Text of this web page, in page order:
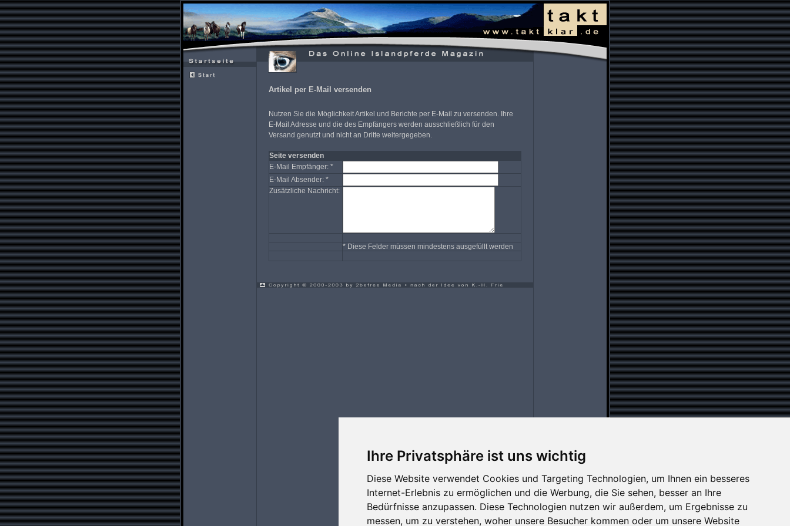
Ihre Privatsphäre ist uns wichtig
Diese Website verwendet Cookies und Targeting Technologien, um Ihnen ein besseres
Internet-Erlebnis zu ermöglichen und die Werbung, die Sie sehen, besser an Ihre
Bedürfnisse anzupassen. Diese Technologien nutzen wir außerdem, um Ergebnisse zu
messen, um zu verstehen, woher unsere Besucher kommen oder um unsere Website
Artikel per E-Mail versenden
Nutzen Sie die Möglichkeit Artikel und Berichte per E-Mail zu versenden. Ihre
E-Mail Adresse und die des Empfängers werden ausschließlich für den
Versand genutzt und nicht an Dritte weitergegeben.
Seite versenden
E-Mail Empfänger: *
E-Mail Absender: *
Zusätzliche Nachricht:
* Diese Felder müssen mindestens ausgefüllt werden